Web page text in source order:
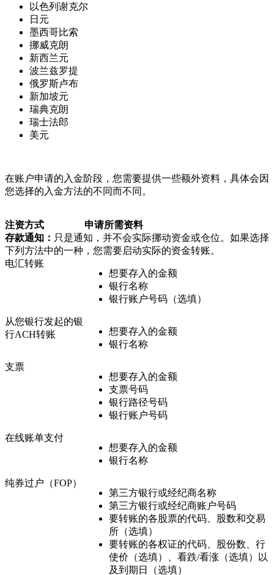
以色列谢克尔
日元
墨西哥比索
挪威克朗
新西兰元
波兰兹罗提
俄罗斯卢布
新加坡元
瑞典克朗
瑞士法郎
美元
在账户申请的入金阶段，您需要提供一些额外资料，具体会因
您选择的入金方法的不同而不同。
注资方式
申请所需资料
存款通知： 只是通知，并不会实际挪动资金或仓位。如果选择
下列方法中的一种，您需要启动实际的资金转账。
电汇转账
想要存入的金额
银行名称
银行账户号码（选填）
从您银行发起的银
行ACH转账
想要存入的金额
银行名称
支票
想要存入的金额
支票号码
银行路径号码
银行账户号码
在线账单支付
想要存入的金额
银行名称
纯券过户（FOP）
第三方银行或经纪商名称
第三方银行或经纪商账户号码
要转账的各股票的代码、股数和交易
所（选填）
要转账的各权证的代码、股份数、行
使价（选填）、看跌/看涨（选填）以
及到期日（选填）